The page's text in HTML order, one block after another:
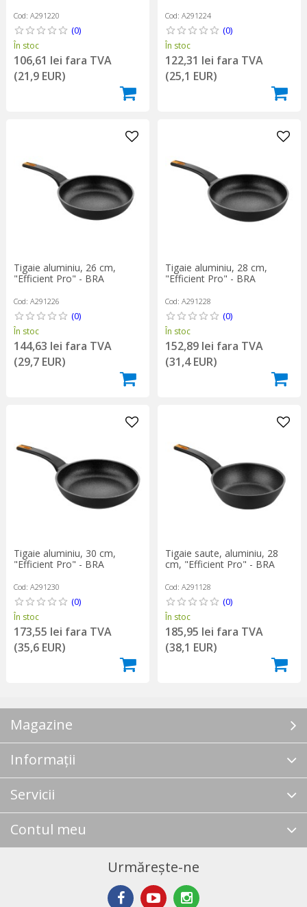
Cod: A291220
(0)
În stoc
106,61 lei fara TVA
(21,9 EUR)
Cod: A291224
(0)
În stoc
122,31 lei fara TVA
(25,1 EUR)
Tigaie aluminiu, 26 cm,
"Efficient Pro" - BRA
Cod: A291226
(0)
În stoc
144,63 lei fara TVA
(29,7 EUR)
Tigaie aluminiu, 28 cm,
"Efficient Pro" - BRA
Cod: A291228
(0)
În stoc
152,89 lei fara TVA
(31,4 EUR)
Tigaie aluminiu, 30 cm,
"Efficient Pro" - BRA
Cod: A291230
(0)
În stoc
173,55 lei fara TVA
(35,6 EUR)
Tigaie saute, aluminiu, 28
cm, "Efficient Pro" - BRA
Cod: A291128
(0)
În stoc
185,95 lei fara TVA
(38,1 EUR)
Magazine
Informații
Servicii
Contul meu
Urmărește-ne